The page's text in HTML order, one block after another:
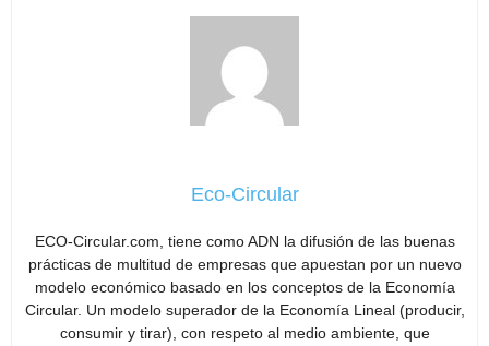
Eco-Circular
ECO-Circular.com, tiene como ADN la difusión de las buenas
prácticas de multitud de empresas que apuestan por un nuevo
modelo económico basado en los conceptos de la Economía
Circular. Un modelo superador de la Economía Lineal (producir,
consumir y tirar), con respeto al medio ambiente, que